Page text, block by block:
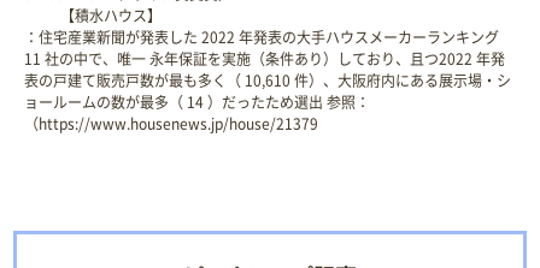
【積水ハウス】
：住宅産業新聞が発表した 2022 年発表の大手ハウスメーカーランキング
11 社の中で、唯一 永年保証を実施（条件あり）しており、且つ2022 年発
表の戸建て販売戸数が最も多く（ 10,610 件）、大阪府内にある展示場・シ
ョールームの数が最多（ 14 ）だったため選出 参照：
（https://www.housenews.jp/house/21379